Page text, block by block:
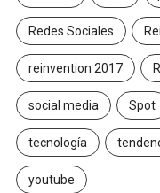
Redes Sociales
reinvention 2017
social media Spot
tecnología
youtube